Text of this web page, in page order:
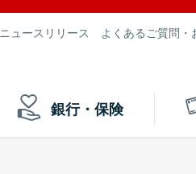
ニュースリリース よくあるご質問・
銀行・保険